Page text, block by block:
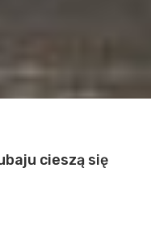
cieszą się